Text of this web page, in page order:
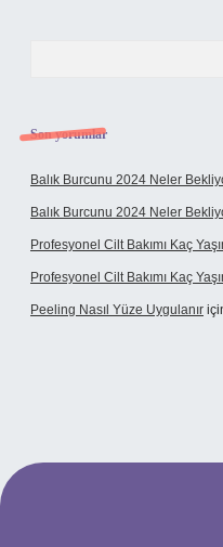
Son yorumlar
Balık Burcunu 2024 Neler
Balık Burcunu 2024 Neler
Profesyonel Cilt Bakımı Kaç
Profesyonel Cilt Bakımı Kaç
Peeling Nasıl Yüze Uygulanır